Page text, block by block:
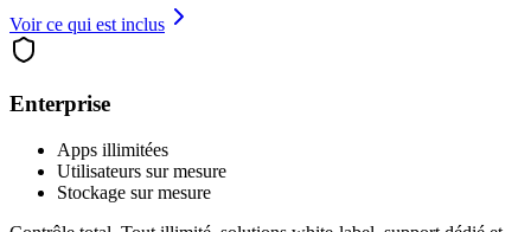
Voir ce qui est inclus
Enterprise
Apps illimitées
Utilisateurs sur mesure
Stockage sur mesure